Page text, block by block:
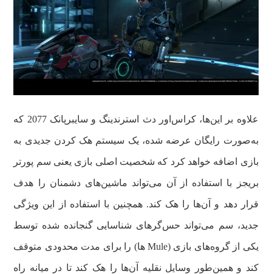
علاوه بر این‌ها، کراس‌اور دث استرندینگ و سایبرپانک 2077 که
به‌صورت رایگان عرضه شده، یک سیستم هک کردن جدیدی به
بازی اضافه خواهد کرد که شخصیت اصلی بازی یعنی سم پورتر
بریجز با استفاده‌ از آن می‌تواند ماشین‌های دشمنان را هدف
قرار دهد و آن‌ها را هک کند. همچنین با استفاده از این ویژگی
جدید، سم می‌تواند حس‌گرهای شناسایی گنجانده شده توسط
یکی از گرو‌ه‌های بازی (Mule ها) را برای مدت محدودی متوقف
کند و همین‌طور وسایل نقلیه‌ آن‌ها را هک کند تا در میانه راه